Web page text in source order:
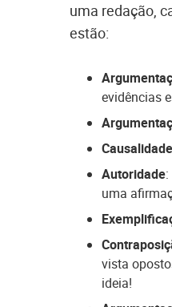
uma redação,
estão:
evidências
Autoridade
uma
vista
ideia!